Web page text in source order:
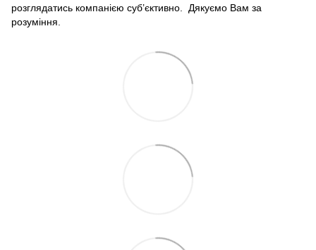
розглядатись компанією суб’єктивно. Дякуємо Вам за
розуміння.